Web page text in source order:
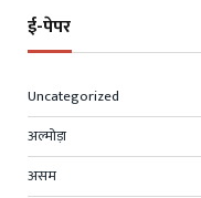
ई-पेपर
Uncategorized
अल्मोड़ा
असम